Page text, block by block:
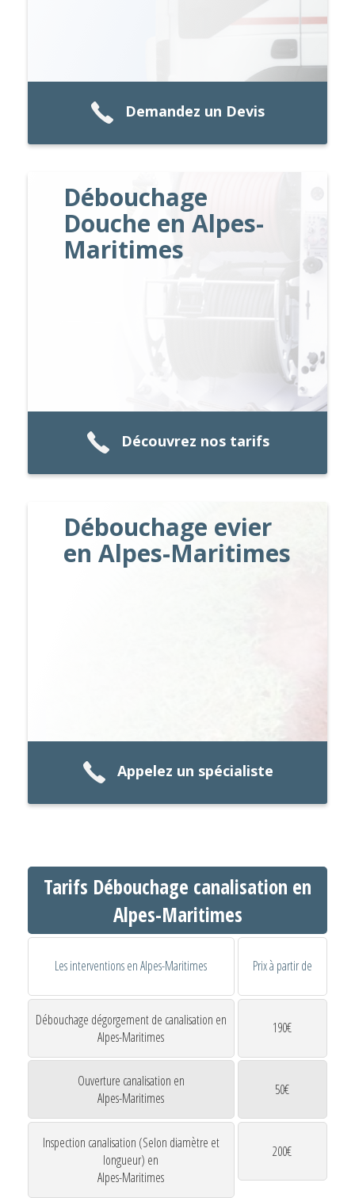
Demandez un Devis
Débouchage
Douche en Alpes-
Maritimes
Découvrez nos tarifs
Débouchage evier
en Alpes-Maritimes
Appelez un spécialiste
Tarifs Débouchage canalisation en
Alpes-Maritimes
Les interventions en Alpes-Maritimes Prix à partir de
Débouchage dégorgement de canalisation en
Alpes-Maritimes
190€
Ouverture canalisation en
Alpes-Maritimes
50€
Inspection canalisation (Selon diamètre et
longueur) en
Alpes-Maritimes
200€